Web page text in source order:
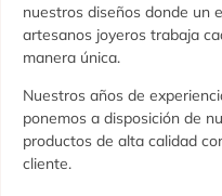
nuestros diseños donde un
artesanos joyeros trabaja
manera única.
Nuestros años de
ponemos a disposición de
productos de alta calidad
cliente.